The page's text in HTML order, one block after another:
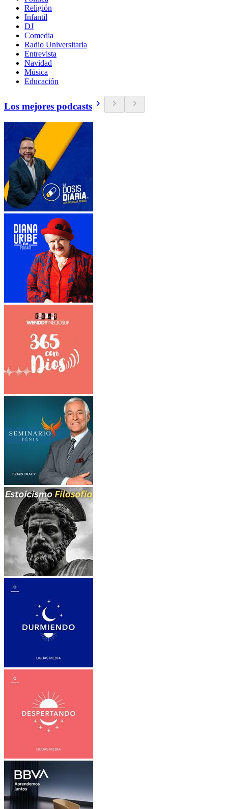
Religión
Infantil
DJ
Comedia
Radio Universitaria
Entrevista
Navidad
Música
Educación
Los mejores podcasts